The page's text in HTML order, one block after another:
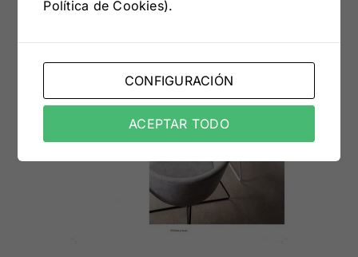
Política de Cookies).
CONFIGURACIÓN
ACEPTAR TODO